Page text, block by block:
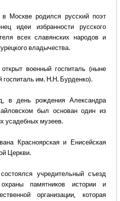
Москве родился русский поэт
идеи избранности русского
всех славянских народов и
владычества.
военный госпиталь (ныне
госпиталь им. Н.Н. Бурденко).
в день рождения Александра
был основан один из
усадебных музеев.
Красноярская и Енисейская
Церкви.
учредительный съезд
охраны памятников истории и
организации, которая